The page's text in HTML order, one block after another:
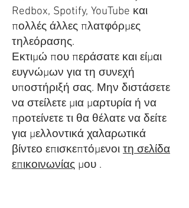
Redbox, Spotify, YouTube και
πολλές άλλες πλατφόρμες
τηλεόρασης.
Εκτιμώ που περάσατε και είμαι
ευγνώμων για τη συνεχή
υποστήριξή σας. Μην διστάσετε
να στείλετε μια μαρτυρία ή να
προτείνετε τι θα θέλατε να δείτε
για μελλοντικά χαλαρωτικά
βίντεο επισκεπτόμενοι τη σελίδα
επικοινωνίας μου .